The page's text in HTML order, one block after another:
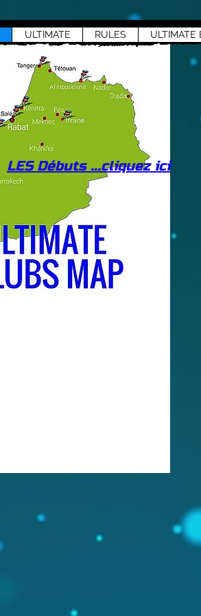
ULTIMATE RULES ULTIMATE
LES Débuts ...cliquez ici